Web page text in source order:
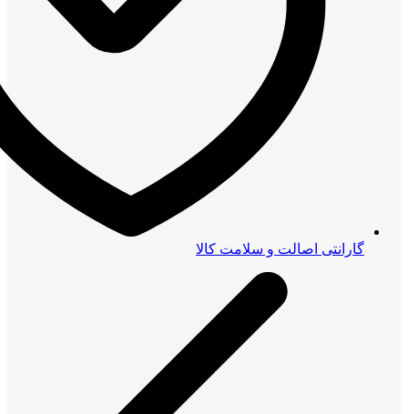
گارانتی اصالت و سلامت کالا